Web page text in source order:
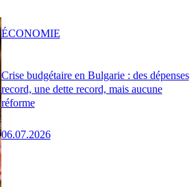
Crise budgétaire en Bulgarie : des dépenses
record, une dette record, mais aucune
réforme
06.07.2026
ÉCONOMIE